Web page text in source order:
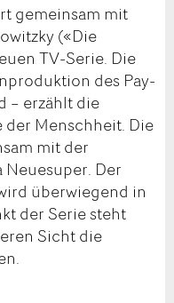
gemeinsam mit
(«Die
TV-Serie. Die
des Pay-
– erzählt die
Menschheit. Die
mit der
Der
überwiegend in
der Serie steht
Sicht die